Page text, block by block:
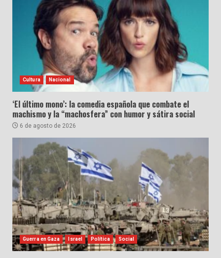
Cultura Nacional
‘El último mono’: la comedia española que combate el
machismo y la “machosfera” con humor y sátira social
6 de agosto de 2026
Guerra en Gaza Israel Política Social